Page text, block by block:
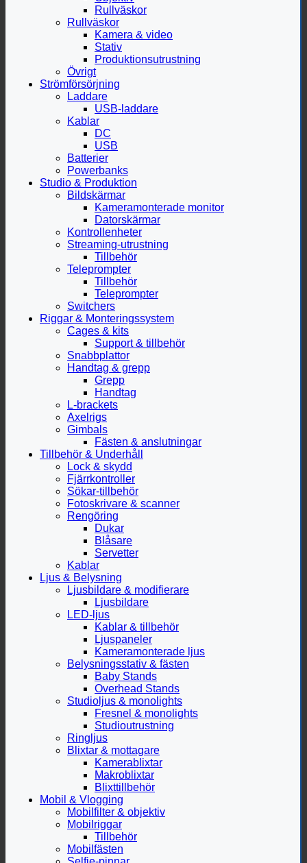
Rullväskor
Rullväskor
Kamera & video
Stativ
Produktionsutrustning
Övrigt
Strömförsörjning
Laddare
USB-laddare
Kablar
DC
USB
Batterier
Powerbanks
Studio & Produktion
Bildskärmar
Kameramonterade monitor
Datorskärmar
Kontrollenheter
Streaming-utrustning
Tillbehör
Teleprompter
Tillbehör
Teleprompter
Switchers
Riggar & Monteringssystem
Cages & kits
Support & tillbehör
Snabbplattor
Handtag & grepp
Grepp
Handtag
L-brackets
Axelrigs
Gimbals
Fästen & anslutningar
Tillbehör & Underhåll
Lock & skydd
Fjärrkontroller
Sökar-tillbehör
Fotoskrivare & scanner
Rengöring
Dukar
Blåsare
Servetter
Kablar
Ljus & Belysning
Ljusbildare & modifierare
Ljusbildare
LED-ljus
Kablar & tillbehör
Ljuspaneler
Kameramonterade ljus
Belysningsstativ & fästen
Baby Stands
Overhead Stands
Studioljus & monolights
Fresnel & monolights
Studioutrustning
Ringljus
Blixtar & mottagare
Kamerablixtar
Makroblixtar
Blixttillbehör
Mobil & Vlogging
Mobilfilter & objektiv
Mobilriggar
Tillbehör
Mobilfästen